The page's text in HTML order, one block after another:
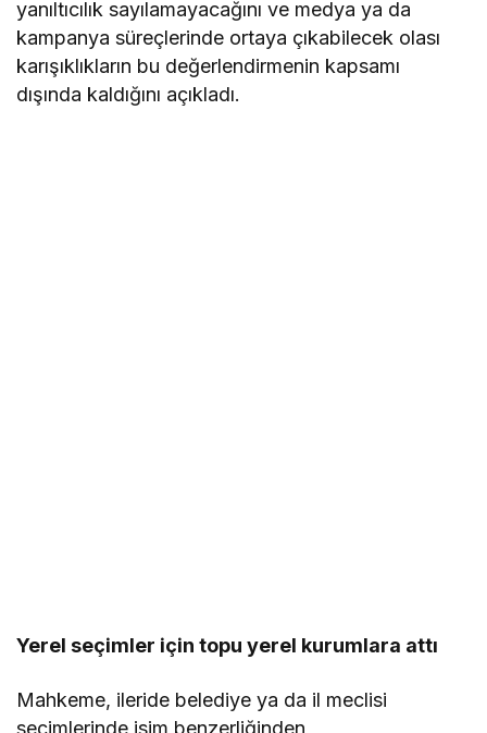
yanıltıcılık sayılamayacağını ve medya ya da
kampanya süreçlerinde ortaya çıkabilecek olası
karışıklıkların bu değerlendirmenin kapsamı
dışında kaldığını açıkladı.
Yerel seçimler için topu yerel kurumlara attı
Mahkeme, ileride belediye ya da il meclisi